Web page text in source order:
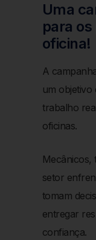
Uma
para
oficina!
A
um objetivo
trabalho
oficinas.
Mecânicos,
setor
tomam
entregar
confiança.